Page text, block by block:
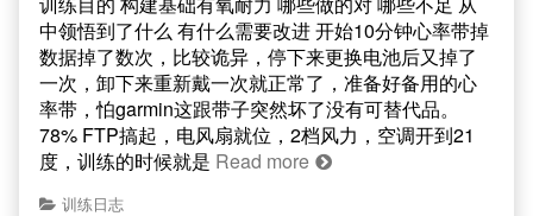
中领悟到了什么 有什么需要改进 开始10分钟心率带掉
数据掉了数次，比较诡异，停下来更换电池后又掉了
一次，卸下来重新戴一次就正常了，准备好备用的心
率带，怕garmin这跟带子突然坏了没有可替代品。
78% FTP搞起，电风扇就位，2档风力，空调开到21
度，训练的时候就是 Read more
训练日志